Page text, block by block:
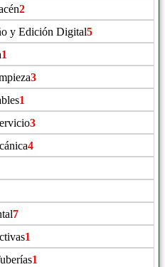
2
y Edición Digital5
1
3
1
3
4
7
1
1